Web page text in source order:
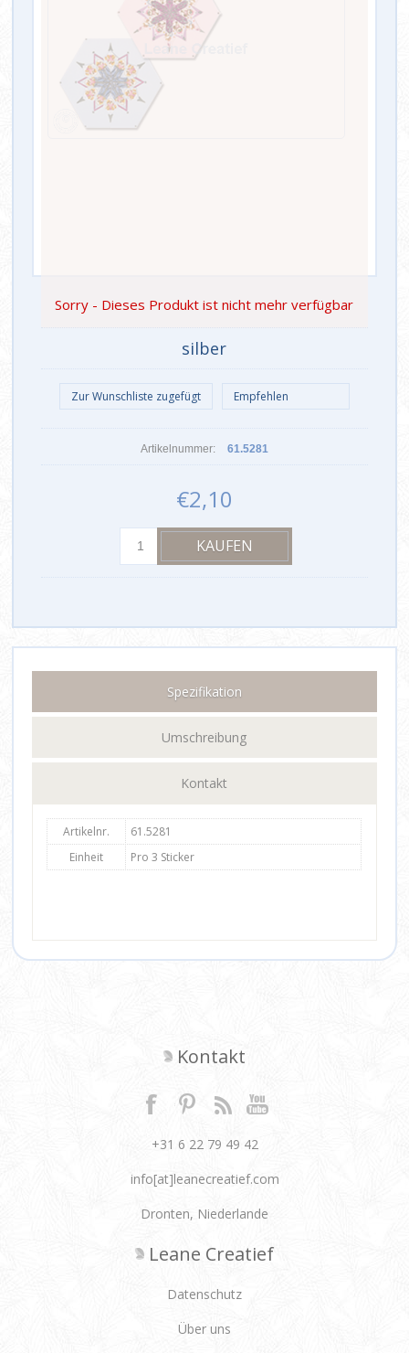
Sorry - Dieses Produkt ist nicht mehr verfügbar
silber
Artikelnummer: 61.5281
€2,10
Spezifikation
Umschreibung
Kontakt
Artikelnr.
61.5281
Einheit
Pro 3 Sticker
Kontakt
+31 6 22 79 49 42
info[at]leanecreatief.com
Dronten, Niederlande
Leane Creatief
Datenschutz
Über uns